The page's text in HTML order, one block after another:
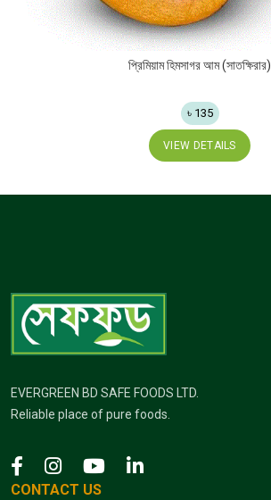
প্রিমিয়াম হিমসাগর আম (সাতক্ষিরার)
৳ 135
VIEW DETAILS
EVERGREEN BD SAFE FOODS LTD.
Reliable place of pure foods.
CONTACT US